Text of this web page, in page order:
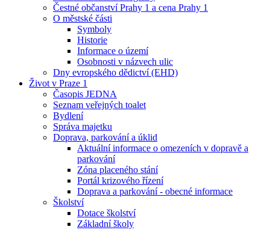
Čestné občanství Prahy 1 a cena Prahy 1
O městské části
Symboly
Historie
Informace o území
Osobnosti v názvech ulic
Dny evropského dědictví (EHD)
Život v Praze 1
Časopis JEDNA
Seznam veřejných toalet
Bydlení
Správa majetku
Doprava, parkování a úklid
Aktuální informace o omezeních v dopravě a
parkování
Zóna placeného stání
Portál krizového řízení
Doprava a parkování - obecné informace
Školství
Dotace školství
Základní školy